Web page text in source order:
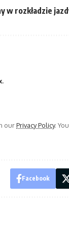
w rozkładzie
ourPrivacy Policy.
Facebook